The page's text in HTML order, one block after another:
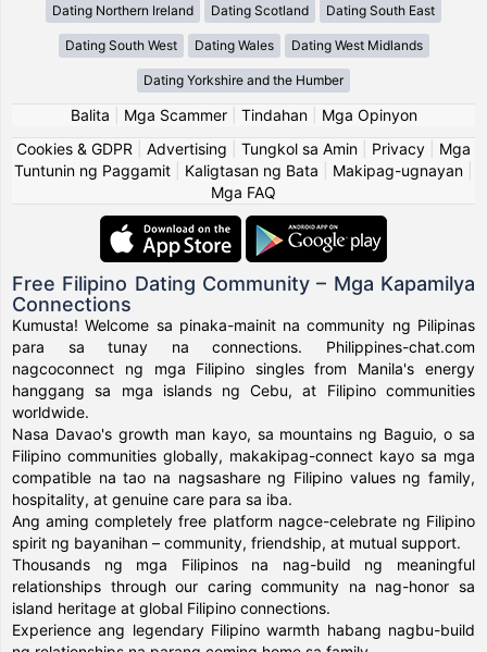
Dating Northern Ireland Dating Scotland Dating South East
Dating South West Dating Wales Dating West Midlands
Dating Yorkshire and the Humber
Balita Mga Scammer| Tindahan| Mga Opinyon
Cookies & GDPR
Advertising Tungkol sa Amin Privacy
Mga
Tuntunin ng Paggamit
Kaligtasan ng Bata Makipag-ugnayan
Mga FAQ
Free Filipino Dating Community – Mga Kapamilya
Connections
Kumusta! Welcome sa pinaka-mainit na community ng Pilipinas
para sa tunay na connections. Philippines-chat.com
nagcoconnect ng mga Filipino singles from Manila's energy
hanggang sa mga islands ng Cebu, at Filipino communities
worldwide.
Nasa Davao's growth man kayo, sa mountains ng Baguio, o sa
Filipino communities globally, makakipag-connect kayo sa mga
compatible na tao na nagsashare ng Filipino values ng family,
hospitality, at genuine care para sa iba.
Ang aming completely free platform nagce-celebrate ng Filipino
spirit ng bayanihan – community, friendship, at mutual support.
Thousands ng mga Filipinos na nag-build ng meaningful
relationships through our caring community na nag-honor sa
island heritage at global Filipino connections.
Experience ang legendary Filipino warmth habang nagbu-build